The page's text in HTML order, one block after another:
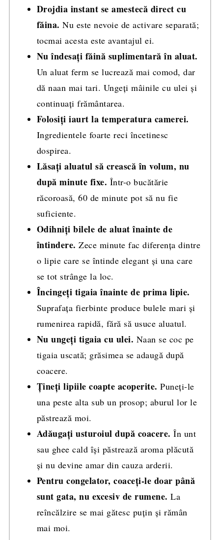
Drojdia instant se amestecă direct cu
făina. Nu este nevoie de activare separată;
tocmai acesta este avantajul ei.
Nu îndesați făină suplimentară în aluat.
Un aluat ferm se lucrează mai comod, dar
dă naan mai tari. Ungeți mâinile cu ulei și
continuați frământarea.
Folosiți iaurt la temperatura camerei.
Ingredientele foarte reci încetinesc
dospirea.
Lăsați aluatul să crească în volum, nu
după minute fixe. Într-o bucătărie
răcoroasă, 60 de minute pot să nu fie
suficiente.
Odihniți bilele de aluat înainte de
întindere. Zece minute fac diferența dintre
o lipie care se întinde elegant și una care
se tot strânge la loc.
Încingeți tigaia înainte de prima lipie.
Suprafața fierbinte produce bulele mari și
rumenirea rapidă, fără să usuce aluatul.
Nu ungeți tigaia cu ulei. Naan se coc pe
tigaia uscată; grăsimea se adaugă după
coacere.
Țineți lipiile coapte acoperite. Puneți-le
una peste alta sub un prosop; aburul lor le
păstrează moi.
Adăugați usturoiul după coacere. În unt
sau ghee cald își păstrează aroma plăcută
și nu devine amar din cauza arderii.
Pentru congelator, coaceți-le doar până
sunt gata, nu excesiv de rumene. La
reîncălzire se mai gătesc puțin și rămân
mai moi.